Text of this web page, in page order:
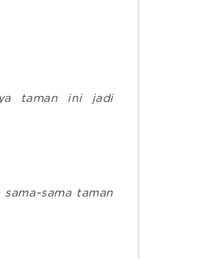
taman ini jadi
sama taman